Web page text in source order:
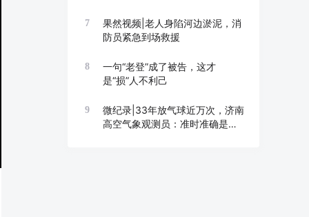
7
果然视频|老人身陷河边淤泥，消
防员紧急到场救援
8
一句“老登”成了被告，这才
是“损”人不利己
9
微纪录|33年放气球近万次，济南
高空气象观测员：准时准确是底